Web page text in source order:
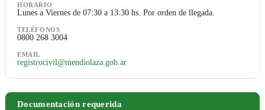
HORARIO
Lunes a Viernes de 07:30 a 13:30 hs. Por orden de llegada.
TELÉFONOS
0800 268 3004
EMAIL
registrocivil@mendiolaza.gob.ar
Documentación requerida